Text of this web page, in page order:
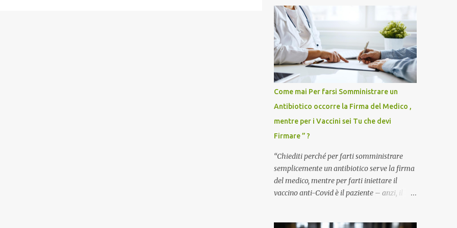
Come mai Per farsi Somministrare un
Antibiotico occorre la Firma del Medico ,
mentre per i Vaccini sei Tu che devi
Firmare ” ?
“Chiediti perché per farti somministrare
semplicemente un antibiotico serve la firma
del medico, mentre per farti iniettare il
vaccino anti-Covid è il paziente – anzi, il